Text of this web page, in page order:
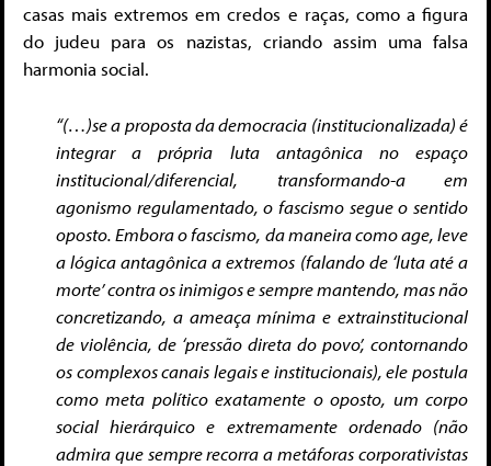
casas mais extremos em credos e raças, como a figura
do judeu para os nazistas, criando assim uma falsa
harmonia social.
“(…)se a proposta da democracia (institucionalizada) é
integrar a própria luta antagônica no espaço
institucional/diferencial, transformando-a em
agonismo regulamentado, o fascismo segue o sentido
oposto. Embora o fascismo, da maneira como age, leve
a lógica antagônica a extremos (falando de ‘luta até a
morte’ contra os inimigos e sempre mantendo, mas não
concretizando, a ameaça mínima e extrainstitucional
de violência, de ‘pressão direta do povo’, contornando
os complexos canais legais e institucionais), ele postula
como meta político exatamente o oposto, um corpo
social hierárquico e extremamente ordenado (não
admira que sempre recorra a metáforas corporativistas